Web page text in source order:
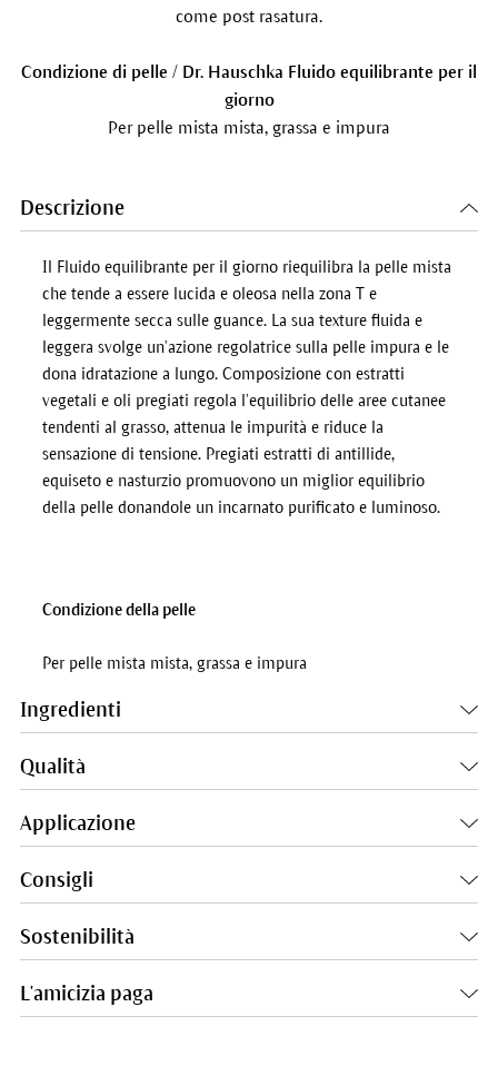
come post rasatura.
Condizione di pelle / Dr. Hauschka Fluido equilibrante per il
giorno
Per pelle mista mista, grassa e impura
Descrizione
Il Fluido equilibrante per il giorno riequilibra la pelle mista
che tende a essere lucida e oleosa nella zona T e
leggermente secca sulle guance. La sua texture fluida e
leggera svolge un’azione regolatrice sulla pelle impura e le
dona idratazione a lungo. Composizione con estratti
vegetali e oli pregiati regola l’equilibrio delle aree cutanee
tendenti al grasso, attenua le impurità e riduce la
sensazione di tensione. Pregiati estratti di antillide,
equiseto e nasturzio promuovono un miglior equilibrio
della pelle donandole un incarnato purificato e luminoso.
Condizione della pelle
Per pelle mista mista, grassa e impura
Ingredienti
Qualità
Applicazione
Consigli
Sostenibilità
L'amicizia paga